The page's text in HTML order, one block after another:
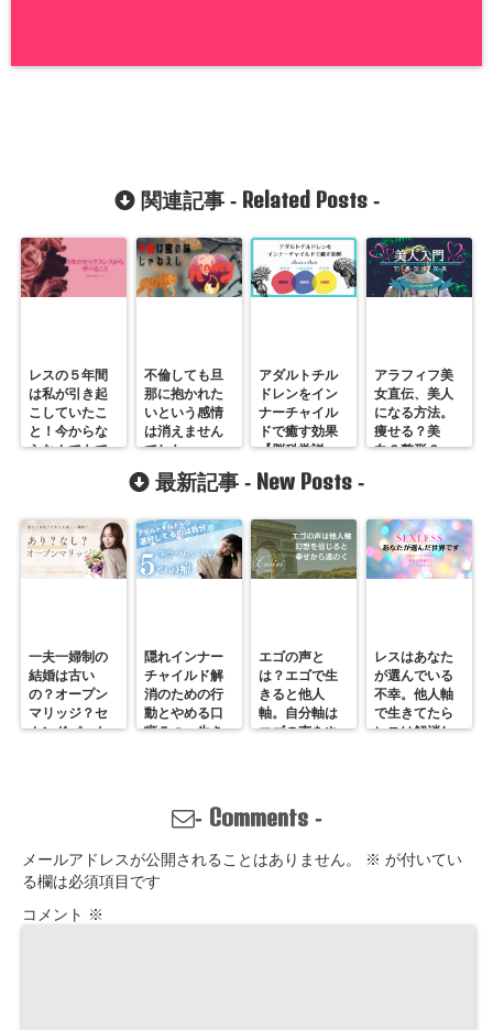
関連記事 - Related Posts-
レスの５年間
は私が引き起
こしていたこ
と！今からな
らなんでもで
不倫しても旦
那に抱かれた
いという感情
は消えません
でした。
アダルトチル
ドレンをイン
ナーチャイル
ドで癒す効果
【脳科学説
明】
アラフィフ美
女直伝、美人
になる方法。
痩せる？美
白？整形？
最新記事 - New Posts -
一夫一婦制の
結婚は古い
の？オープン
マリッジ？セ
カンドパート
隠れインナー
チャイルド解
消のための行
動とやめる口
癖５つ。生き
関係改善方法
はここにある
エゴの声と
は？エゴで生
きると他人
軸。自分軸は
エゴの声をや
レスはあなた
が選んでいる
不幸。他人軸
で生きてたら
レスは解消し
- Comments-
メールアドレスが公開されることはありません。 ※ が付いてい
る欄は必須項目です
コメント ※